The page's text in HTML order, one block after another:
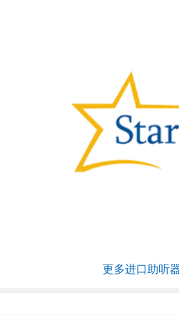
更多进口助听